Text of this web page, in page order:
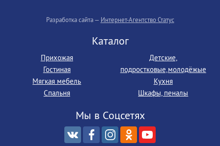
Разработка сайта — Интернет-Агентство Статус
Каталог
Прихожая
Гостиная
Мягкая мебель
Спальня
Детские,
подростковые,молодёжые
Кухня
Шкафы, пеналы
Мы в Соцсетях